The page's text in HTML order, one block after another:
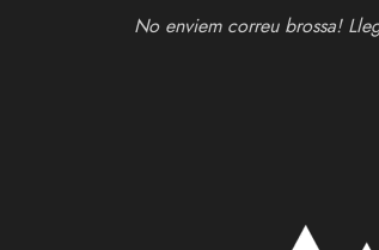
No enviem correu brossa!